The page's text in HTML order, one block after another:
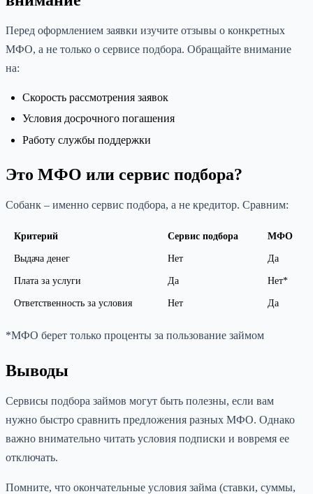
Перед оформлением заявки изучите отзывы о конкретных
МФО, а не только о сервисе подбора. Обращайте внимание
на:
Скорость рассмотрения заявок
Условия досрочного погашения
Работу службы поддержки
Это МФО или сервис подбора?
Собанк – именно сервис подбора, а не кредитор. Сравним:
Критерий Сервис подбора МФО
Выдача денег Нет Да
Плата за услуги Да Нет*
Ответственность за условия Нет Да
*МФО берет только проценты за пользование займом
Выводы
Сервисы подбора займов могут быть полезны, если вам
нужно быстро сравнить предложения разных МФО. Однако
важно внимательно читать условия подписки и вовремя ее
отключать.
Помните, что окончательные условия займа (ставки, суммы,